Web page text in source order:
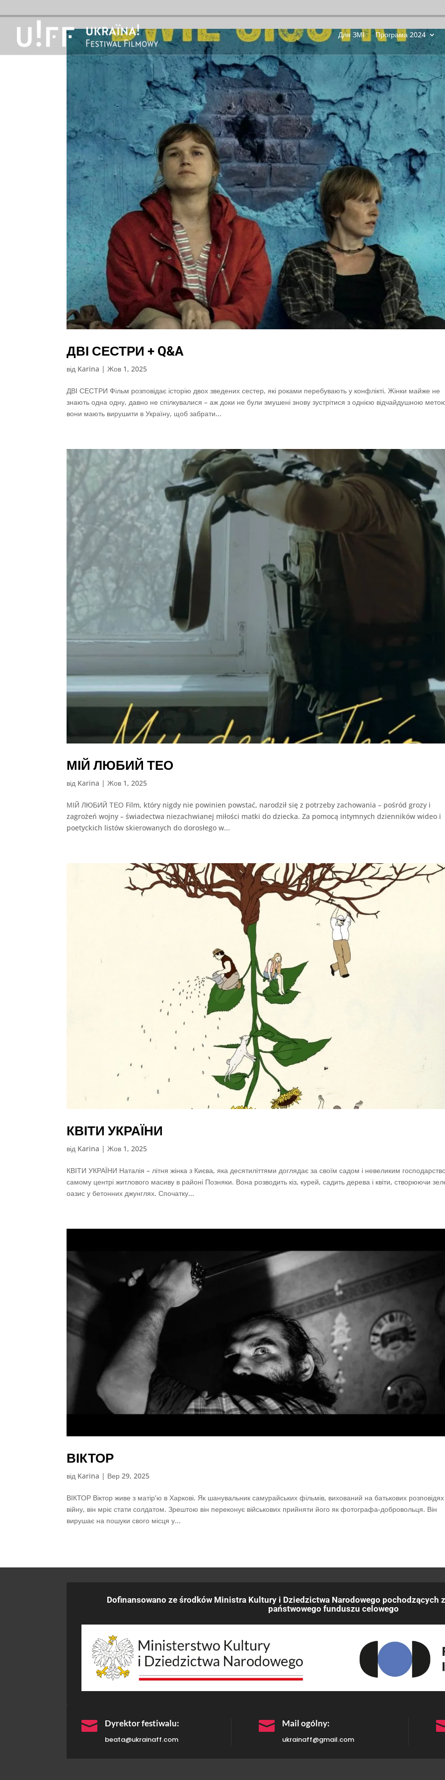
Для ЗМІ Програма 2024
ДВІ СЕСТРИ + Q&A
від Karina |Жов 1, 2025
ДВІ СЕСТРИ Фільм розповідає історію двох зведених сестер, які роками перебувають у конфлікті. Жінки майже не
знають одна одну, давно не спілкувалися – аж доки не були змушені знову зустрітися з однією відчайдушною
вони мають вирушити в Україну, щоб забрати...
МІЙ ЛЮБИЙ ТЕО
від Karina |Жов 1, 2025
МІЙ ЛЮБИЙ ТЕО Film, który nigdy nie powinien powstać, narodził się z potrzeby zachowania – pośród grozy i
zagrożeń wojny – świadectwa niezachwianej miłości matki do dziecka. Za pomocą intymnych dzienników wideo i
poetyckich listów skierowanych do dorosłego w...
КВІТИ УКРАЇНИ
від Karina |Жов 1, 2025
КВІТИ УКРАЇНИ Наталія – літня жінка з Києва, яка десятиліттями доглядає за своїм садом і невеликим
самому центрі житлового масиву в районі Позняки. Вона розводить кіз, курей, садить дерева і квіти, створюючи
оазис у бетонних джунглях. Спочатку...
ВІКТОР
від Karina | Вер 29, 2025
ВІКТОР Віктор живе з матір’ю в Харкові. Як шанувальник самурайських фільмів, вихований на батькових
війну, він мріє стати солдатом. Зрештою він переконує військових прийняти його як фотографа-добровольця. Він
вирушає на пошуки свого місця у...
Dofinansowano ze środków Ministra Kultury i Dziedzictwa Narodowego pochodzących
państwowego funduszu celowego
 Dyrektor festiwalu:
beata@ukrainaff.com
 Mail ogólny:
ukrainaff@gmail.com